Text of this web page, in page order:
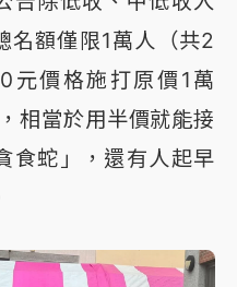
名額僅限1萬人（共2
元價格施打原價1萬
相當於用半價就能接
食蛇」，還有人起早